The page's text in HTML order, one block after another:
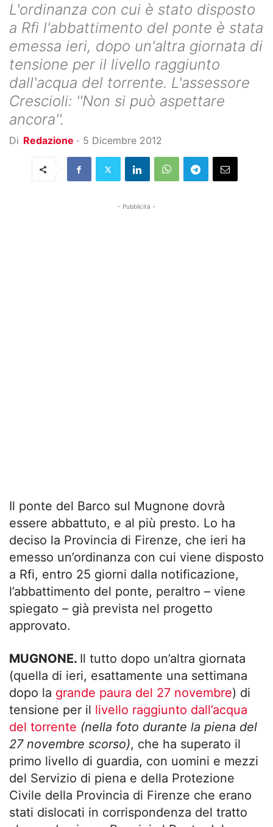
L'ordinanza con cui è stato disposto
a Rfi l'abbattimento del ponte è stata
emessa ieri, dopo un'altra giornata di
tensione per il livello raggiunto
dall'acqua del torrente. L'assessore
Crescioli: ''Non si può aspettare
ancora''.
Di Redazione - 5 Dicembre 2012
- Pubblicità -
Il ponte del Barco sul Mugnone dovrà
essere abbattuto, e al più presto. Lo ha
deciso la Provincia di Firenze, che ieri ha
emesso un’ordinanza con cui viene disposto
a Rfi, entro 25 giorni dalla notificazione,
l’abbattimento del ponte, peraltro – viene
spiegato – già prevista nel progetto
approvato.
MUGNONE. Il tutto dopo un’altra giornata
(quella di ieri, esattamente una settimana
dopo la grande paura del 27 novembre) di
tensione per il livello raggiunto dall’acqua
del torrente (nella foto durante la piena del
27 novembre scorso), che ha superato il
primo livello di guardia, con uomini e mezzi
del Servizio di piena e della Protezione
Civile della Provincia di Firenze che erano
stati dislocati in corrispondenza del tratto